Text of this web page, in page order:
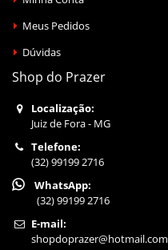
Meus Pedidos
Dúvidas
Shop do Prazer
Localização:
Juiz de Fora - MG
Telefone:
(32) 99199 2716
WhatsApp:
(32) 99199 2716
E-mail:
shopdoprazer@hotmail.com